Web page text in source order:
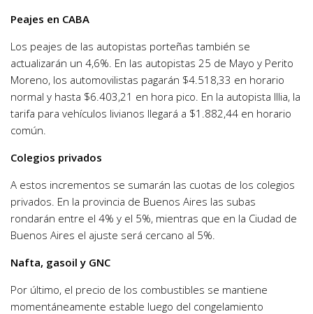
Peajes en CABA
Los peajes de las autopistas porteñas también se
actualizarán un 4,6%. En las autopistas 25 de Mayo y Perito
Moreno, los automovilistas pagarán $4.518,33 en horario
normal y hasta $6.403,21 en hora pico. En la autopista Illia, la
tarifa para vehículos livianos llegará a $1.882,44 en horario
común.
Colegios privados
A estos incrementos se sumarán las cuotas de los colegios
privados. En la provincia de Buenos Aires las subas
rondarán entre el 4% y el 5%, mientras que en la Ciudad de
Buenos Aires el ajuste será cercano al 5%.
Nafta, gasoil y GNC
Por último, el precio de los combustibles se mantiene
momentáneamente estable luego del congelamiento